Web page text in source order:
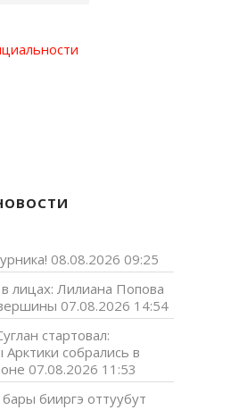
08.08.2026 09:25
лицах: Лилиана Попова
07.08.2026 14:54
стартовал:
собрались в
07.08.2026 11:53
бииргэ оттуубут